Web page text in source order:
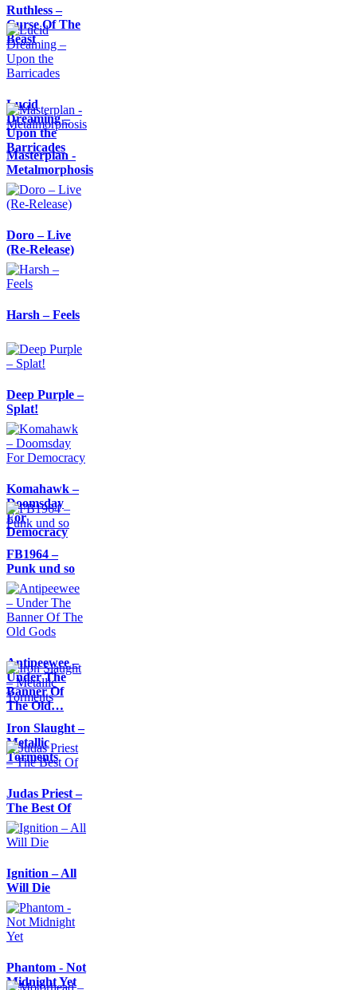
Ruthless –
Curse Of The
Beast
Lucid
Dreaming –
Upon the
Barricades
Masterplan -
Metalmorphosis
Doro – Live
(Re-Release)
Harsh – Feels
Deep Purple –
Splat!
Komahawk –
Doomsday
For
Democracy
FB1964 –
Punk und so
Antipeewee –
Under The
Banner Of
The Old…
Iron Slaught –
Metallic
Torments
Judas Priest –
The Best Of
Ignition – All
Will Die
Phantom - Not
Midnight Yet